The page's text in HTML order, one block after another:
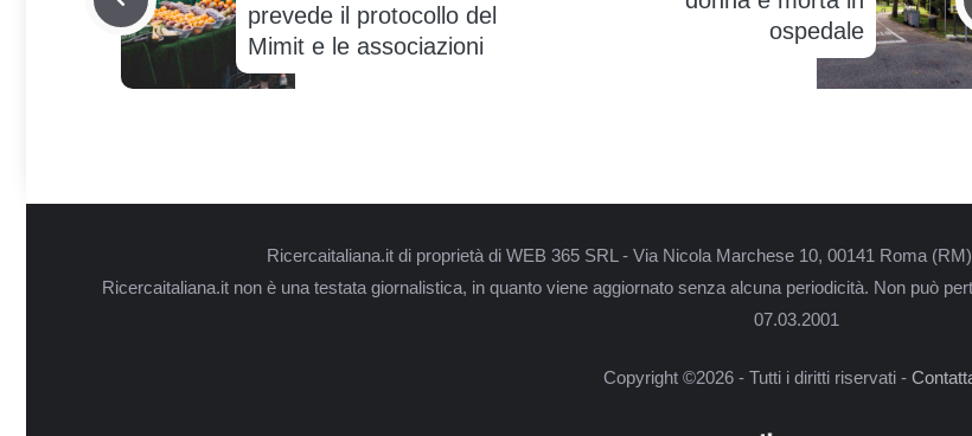
prevede il protocollo del
Mimit e le associazioni
ospedale
Ricercaitaliana.it di proprietà di WEB 365 SRL - Via Nicola Marchese 10, 00141 Roma
Ricercaitaliana.it non è una testata giornalistica, in quanto viene aggiornato senza alcuna periodicità. Non può
07.03.2001
Copyright ©2026 - Tutti i diritti riservati -